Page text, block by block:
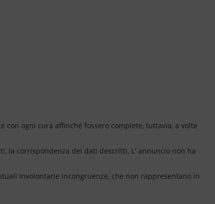
ogni cura affinché fossero complete, tuttavia, a volte
la corrispondenza dei dati descritti. L' annuncio non ha
involontarie incongruenze, che non rappresentano in